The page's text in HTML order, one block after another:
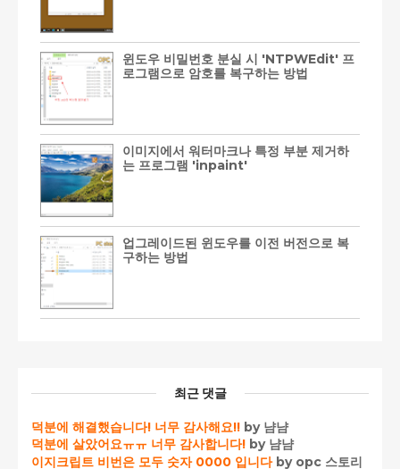
윈도우 비밀번호 분실 시 'NTPWEdit' 프
로그램으로 암호를 복구하는 방법
이미지에서 워터마크나 특정 부분 제거하
는 프로그램 'inpaint'
업그레이드된 윈도우를 이전 버전으로 복
구하는 방법
최근 댓글
덕분에 해결했습니다! 너무 감사해요!! by 냠냠
덕분에 살았어요ㅠㅠ 너무 감사합니다! by 냠냠
이지크립트 비번은 모두 숫자 0000 입니다by opc 스토리